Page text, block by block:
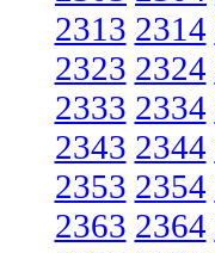
2313 2314
2323 2324
2333 2334
2343 2344
2353 2354
2363 2364